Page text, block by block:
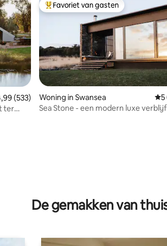
beoordeling van 4,99 uit 5, 533
(533)
Topfavoriet van gasten
Favoriet van gasten
Woning in Swansea
5
Sea Stone - een modern luxe
De gemakken van